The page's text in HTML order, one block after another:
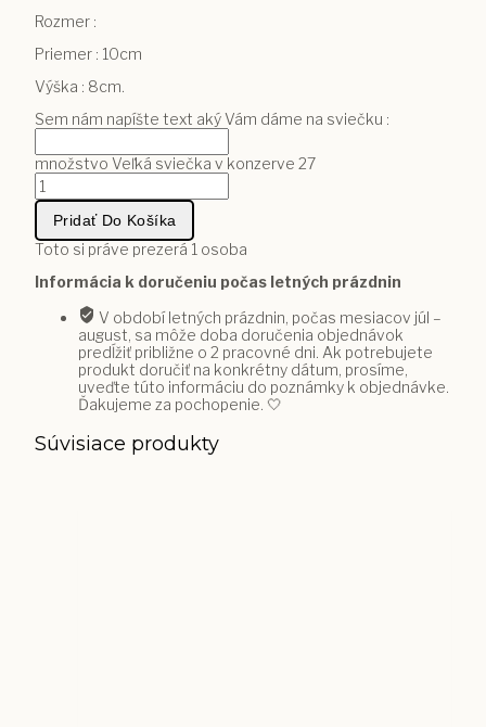
Rozmer :
Priemer : 10cm
Výška : 8cm.
Sem nám napíšte text aký Vám dáme na sviečku :
množstvo Veľká sviečka v konzerve 27
Pridať Do Košíka
Toto si práve prezerá 1 osoba
Informácia k doručeniu počas letných prázdnin
V období letných prázdnin, počas mesiacov júl –
august, sa môže doba doručenia objednávok
predĺžiť približne o 2 pracovné dni. Ak potrebujete
produkt doručiť na konkrétny dátum, prosíme,
uveďte túto informáciu do poznámky k objednávke.
Ďakujeme za pochopenie. 🤍
Súvisiace produkty